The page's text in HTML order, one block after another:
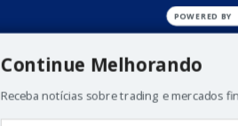
Continue Melhorando
Receba notícias sobre trading e mercados
BY